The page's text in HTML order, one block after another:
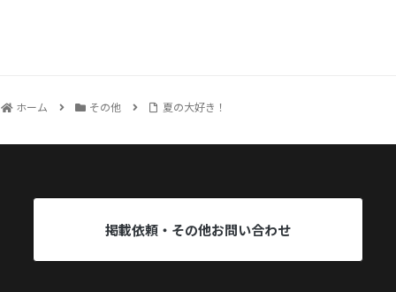
ホーム その他 夏の大好き！
掲載依頼・その他お問い合わせ